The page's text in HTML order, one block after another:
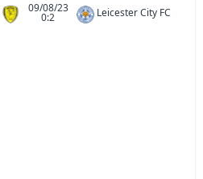
09/08/23
0:2 Leicester City FC